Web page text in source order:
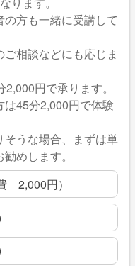
方も一緒に受講して
相談などにも応じま
円で承ります。
は45分2,000円で体験
うな場合、まずは単
めします。
2,000円）